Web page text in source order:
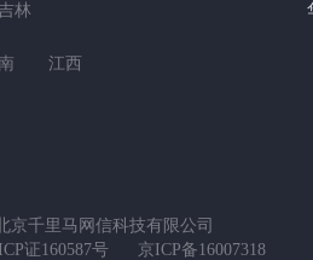
林
江西
京千里马网信科技有限公司
证160587号
京ICP备16007318